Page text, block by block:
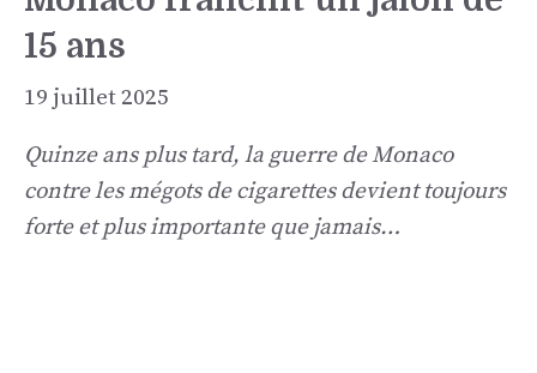
15 ans
19 juillet 2025
Quinze ans plus tard, la guerre de Monaco
contre les mégots de cigarettes devient toujours
forte et plus importante que jamais…